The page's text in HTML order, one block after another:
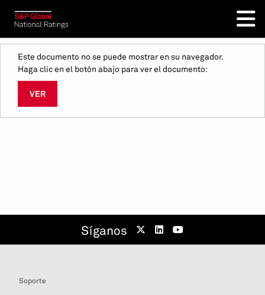
Este documento no se puede mostrar en su navegador.
Haga clic en el botón abajo para ver el documento:
VER
Síganos
Soporte